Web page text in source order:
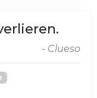
- Clueso